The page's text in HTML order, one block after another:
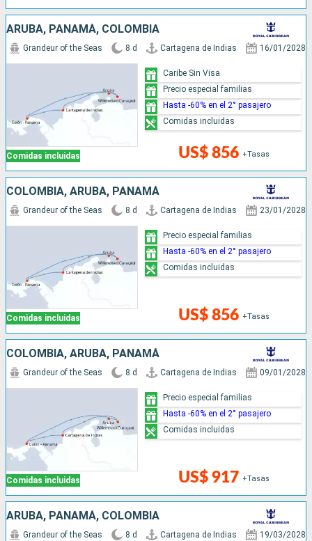
ARUBA, PANAMÁ, COLOMBIA
Comidas incluidas
Grandeur of the Seas 8 d Cartagena de Indias 16/01/2028
US$ 856 +Tasas
Caribe Sin Visa
Precio especial familias
Hasta -60% en el 2° pasajero
Comidas incluidas
COLOMBIA, ARUBA, PANAMÁ
Comidas incluidas
Grandeur of the Seas 8 d Cartagena de Indias 23/01/2028
US$ 856 +Tasas
Precio especial familias
Hasta -60% en el 2° pasajero
Comidas incluidas
COLOMBIA, ARUBA, PANAMÁ
Comidas incluidas
Grandeur of the Seas 8 d Cartagena de Indias 09/01/2028
US$ 917 +Tasas
Precio especial familias
Hasta -60% en el 2° pasajero
Comidas incluidas
ARUBA, PANAMÁ, COLOMBIA
Grandeur of the Seas 8 d Cartagena de Indias 19/03/2028